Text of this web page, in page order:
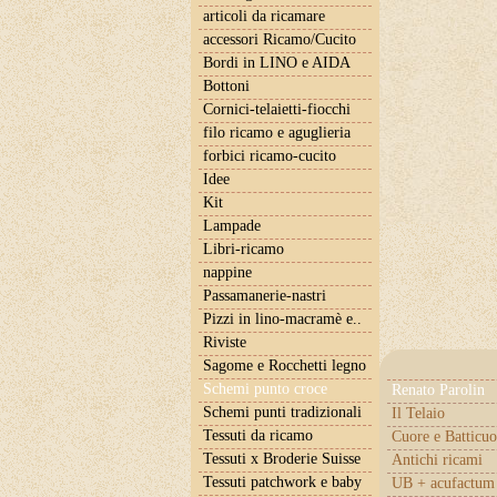
articoli da ricamare
accessori Ricamo/Cucito
Bordi in LINO e AIDA
Bottoni
Cornici-telaietti-fiocchi
filo ricamo e aguglieria
forbici ricamo-cucito
Idee
Kit
Lampade
Libri-ricamo
nappine
Passamanerie-nastri
Pizzi in lino-macramè e..
Riviste
Sagome e Rocchetti legno
Schemi punto croce
Renato Parolin
Il Telaio
Cuore e
Antichi ricami
UB +
Schemi punti tradizionali
Tessuti da ricamo
Tessuti x Broderie Suisse
Tessuti patchwork e baby